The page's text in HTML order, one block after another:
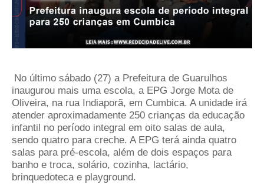
No último sábado (27) a Prefeitura de Guarulhos
inaugurou mais uma escola, a EPG Jorge Mota de
Oliveira, na rua Indiaporã, em Cumbica. A unidade irá
atender aproximadamente 250 crianças da educação
infantil no período integral em oito salas de aula,
sendo quatro para creche. A EPG terá ainda quatro
salas para pré-escola, além de dois espaços para
banho e troca, solário, cozinha, lactário,
brinquedoteca e playground.